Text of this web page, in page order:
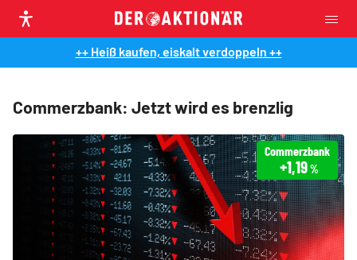
++ Heiß kaufen, eiskalt verdoppeln ++
Commerzbank: Jetzt wird es brenzlig
Commerzbank
+1,19 %